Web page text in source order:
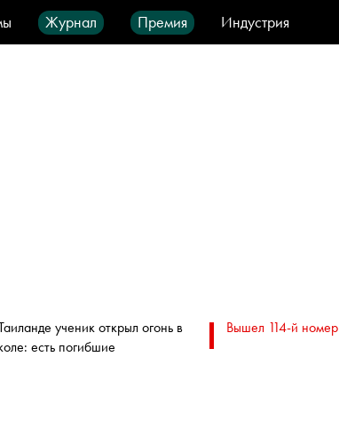
Журнал Премия
Индустрия
Город IT-продукты
ученик открыл огонь в
есть погибшие
Вышел 114-й